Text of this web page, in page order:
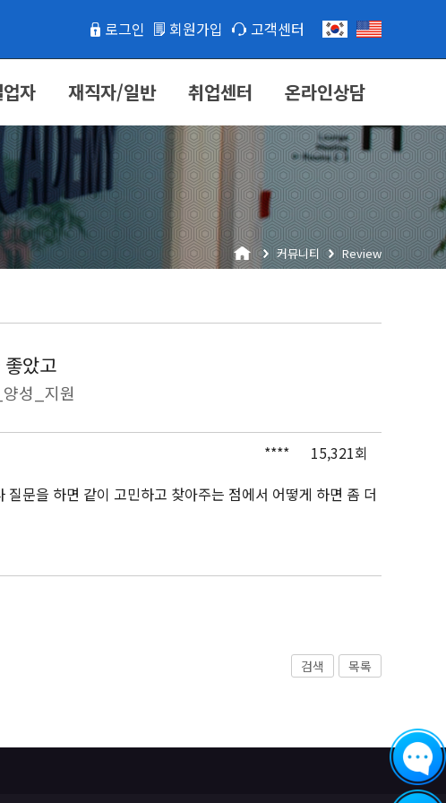
로그인 회원가입 고객센터
자 재직자/일반 취업센터 온라인상담
커뮤니티 Review
았고
성_지원
****
15,321회
문을 하면 같이 고민하고 찾아주는 점에서 어떻게 하면 좀 더
검색 목록